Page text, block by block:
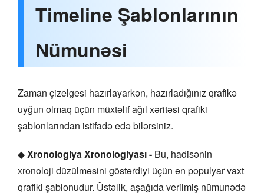
Timeline Şablonlarının
Nümunəsi
Zaman çizelgesi hazırlayarkən, hazırladığınız qrafikə
uyğun olmaq üçün müxtəlif ağıl xəritəsi qrafiki
şablonlarından istifadə edə bilərsiniz.
◆Xronologiya Xronologiyası - Bu, hadisənin
xronoloji düzülməsini göstərdiyi üçün ən populyar vaxt
qrafiki şablonudur. Üstəlik, aşağıda verilmiş nümunədə